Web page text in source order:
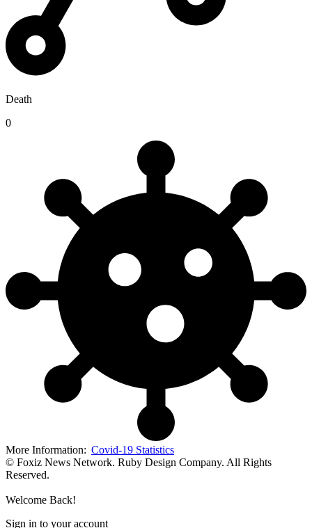
Death
0
More Information: Covid-19 Statistics
© Foxiz News Network. Ruby Design Company. All Rights
Reserved.
Welcome Back!
Sign in to your account